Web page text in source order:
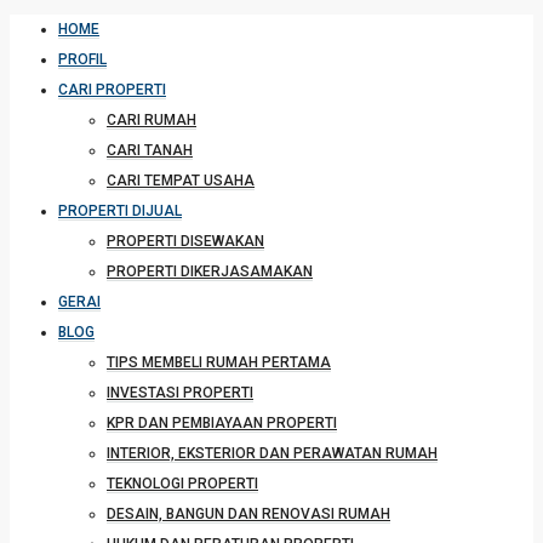
HOME
PROFIL
CARI PROPERTI
CARI RUMAH
CARI TANAH
CARI TEMPAT USAHA
PROPERTI DIJUAL
PROPERTI DISEWAKAN
PROPERTI DIKERJASAMAKAN
GERAI
BLOG
TIPS MEMBELI RUMAH PERTAMA
INVESTASI PROPERTI
KPR DAN PEMBIAYAAN PROPERTI
INTERIOR, EKSTERIOR DAN PERAWATAN RUMAH
TEKNOLOGI PROPERTI
DESAIN, BANGUN DAN RENOVASI RUMAH